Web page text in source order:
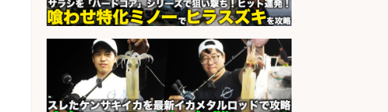
sponsored by 求人ボックス
未経験歓迎/釣り具や自動車部品の
NC旋盤オペレーター/残業少なめ/年
休120日以上